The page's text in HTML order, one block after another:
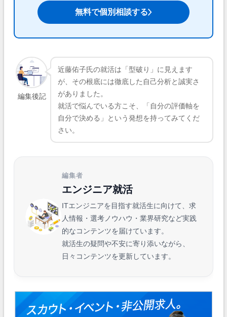
無料で個別相談する
編集後記
近藤佑子氏の就活は「型破り」に見えます
が、その根底には徹底した自己分析と誠実さ
がありました。
就活で悩んでいる方こそ、「自分の評価軸を
自分で決める」という発想を持ってみてくだ
さい。
編集者
エンジニア就活
ITエンジニアを目指す就活生に向けて、求
人情報・選考ノウハウ・業界研究など実践
的なコンテンツを届けています。
就活生の疑問や不安に寄り添いながら、
日々コンテンツを更新しています。